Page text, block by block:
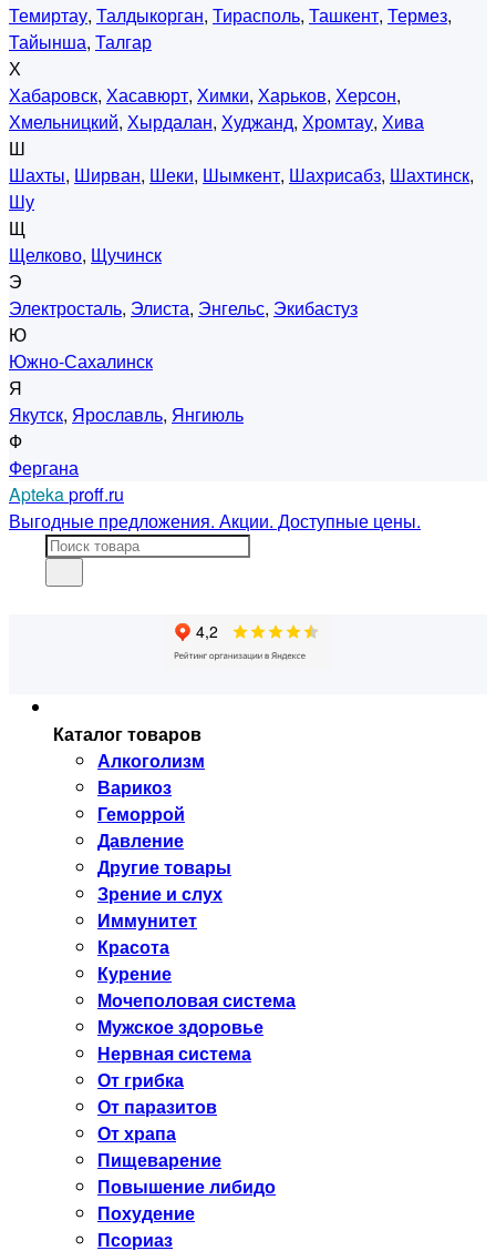
Темиртау, Талдыкорган, Тирасполь, Ташкент, Термез,
Тайынша, Талгар
Х
Хабаровск, Хасавюрт, Химки, Харьков, Херсон,
Хмельницкий, Хырдалан, Худжанд, Хромтау, Хива
Ш
Шахты, Ширван, Шеки, Шымкент, Шахрисабз, Шахтинск,
Шу
Щ
Щелково, Щучинск
Э
Электросталь, Элиста, Энгельс, Экибастуз
Ю
Южно-Сахалинск
Я
Якутск, Ярославль, Янгиюль
Ф
Фергана
Aptekaproff.ru
Выгодные предложения. Акции. Доступные цены.
Каталог товаров
Алкоголизм
Варикоз
Геморрой
Давление
Другие товары
Зрение и слух
Иммунитет
Красота
Курение
Мочеполовая система
Мужское здоровье
Нервная система
От грибка
От паразитов
От храпа
Пищеварение
Повышение либидо
Похудение
Псориаз